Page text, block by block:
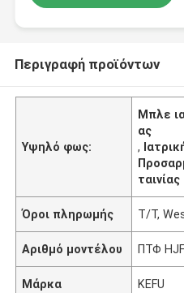
Περιγραφή προϊόντων
Υψηλό φως:
Μπλε
ας
,
Όροι πληρωμής T/T,
Αριθμό μοντέλου ΠΤΦ HJF
Μάρκα KEFU